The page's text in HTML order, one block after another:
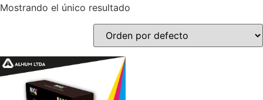
Mostrando el único resultado